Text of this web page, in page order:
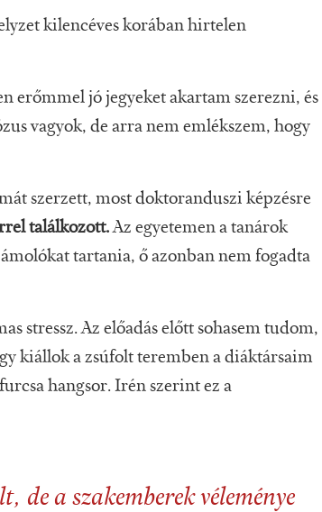
kilencéves korában hirtelen
erőmmel jó jegyeket akartam szerezni, és
vagyok, de arra nem emlékszem, hogy
szerzett, most doktoranduszi képzésre
találkozott.Az egyetemen a tanárok
tartania, ő azonban nem fogadta
stressz. Az előadás előtt sohasem tudom,
kiállok a zsúfolt teremben a diáktársaim
hangsor. Irén szerint ez a
de a szakemberek véleménye